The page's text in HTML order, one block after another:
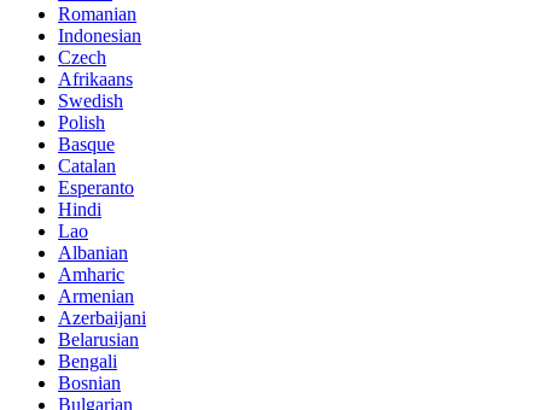
Romanian
Indonesian
Czech
Afrikaans
Swedish
Polish
Basque
Catalan
Esperanto
Hindi
Lao
Albanian
Amharic
Armenian
Azerbaijani
Belarusian
Bengali
Bosnian
Bulgarian